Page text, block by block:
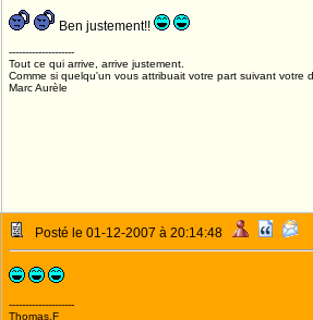
Ben justement!!
--------------------
Tout ce qui arrive, arrive justement.
Comme si quelqu'un vous attribuait votre part suivant votre
Marc Aurèle
Posté le 01-12-2007 à 20:14:48
--------------------
Thomas.F